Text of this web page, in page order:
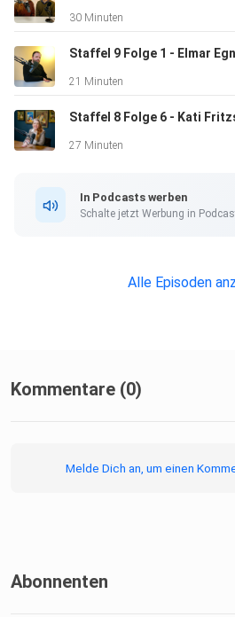
weitere Reiseziele gibt es natürlich
Sachsen-Anhalt unter: https://
tourismus.de/
30 Minuten
21 Minuten
27 Minuten
In Podcasts werben
Schalte jetzt Werbung in
Alle Episoden
Kommentare (0)
Melde Dich an, um einen
Abonnenten